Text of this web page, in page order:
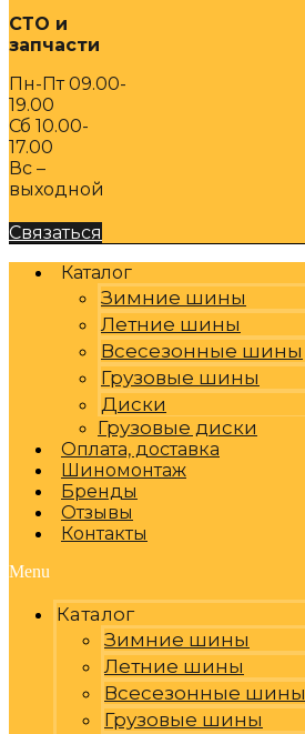
СТО и
запчасти
Пн-Пт 09.00-
19.00
Сб 10.00-
17.00
Вс –
выходной
Связаться
Каталог
Зимние шины
Летние шины
Всесезонные шины
Грузовые шины
Диски
Грузовые диски
Оплата, доставка
Шиномонтаж
Бренды
Отзывы
Контакты
Menu
Каталог
Зимние шины
Летние шины
Всесезонные шины
Грузовые шины